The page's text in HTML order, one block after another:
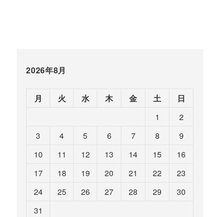
2026年8月
月 火 水 木 金 土 日
1
2
3
4 5 6 7 8
9
10
11 12 13 14 15
16
17
18 19 20 21 22
23
24
25 26 27 28 29
30
31